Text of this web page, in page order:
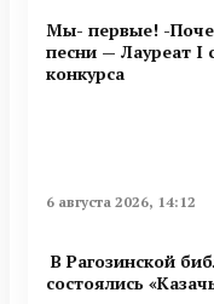
Мы- первые! -
песни — Лауреат I
конкурса
6 августа 2026, 14:12
В Рагозинской
состоялись